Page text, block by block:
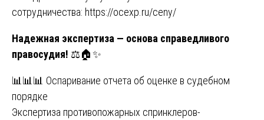
сотрудничества: https://ocexp.ru/ceny/
Надежная экспертиза — основа справедливого
правосудия! ⚖️🏠✨
Навигация
по
📊📊📊 Оспаривание отчета об оценке в судебном
порядке
Экспертиза противопожарных спринклеров-